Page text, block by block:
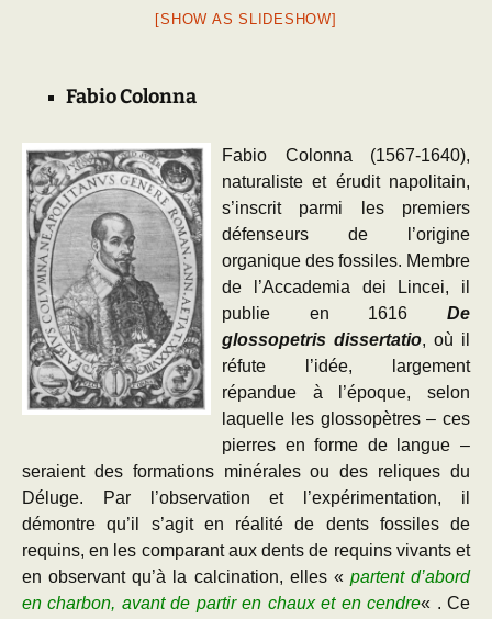
[SHOW AS SLIDESHOW]
Fabio Colonna
Fabio Colonna (1567-1640),
naturaliste et érudit napolitain,
s’inscrit parmi les premiers
défenseurs de l’origine
organique des fossiles. Membre
de l’Accademia dei Lincei, il
publie en 1616 De
glossopetris dissertatio, où il
réfute l’idée, largement
répandue à l’époque, selon
laquelle les glossopètres – ces
pierres en forme de langue –
seraient des formations minérales ou des reliques du
Déluge. Par l’observation et l’expérimentation, il
démontre qu’il s’agit en réalité de dents fossiles de
requins, en les comparant aux dents de requins vivants et
en observant qu’à la calcination, elles « partent d’abord
en charbon, avant de partir en chaux et en cendre« . Ce